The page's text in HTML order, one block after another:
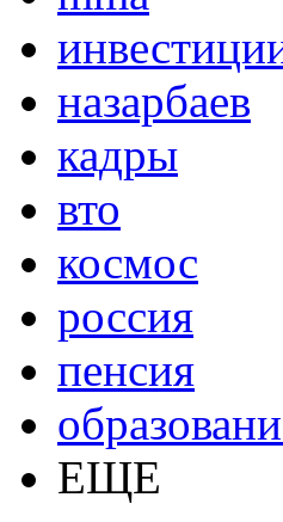
назарбаев
кадры
вто
космос
россия
пенсия
ЕЩЕ